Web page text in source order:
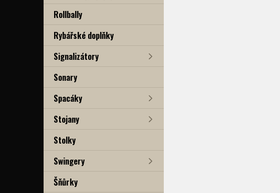
Rollbally
Rybářské doplňky
Signalizátory
Sonary
Spacáky
Stojany
Stolky
Swingery
Šňůrky